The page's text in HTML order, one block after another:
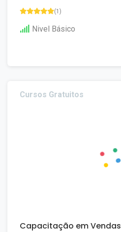
(1)
Nivel Básico
Cursos Gratuitos
Capacitação em Vendas